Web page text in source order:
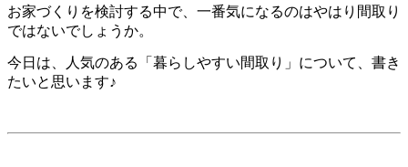
お家づくりを検討する中で、一番気になるのはやはり間取り
ではないでしょうか。
今日は、人気のある「暮らしやすい間取り」について、書き
たいと思います♪